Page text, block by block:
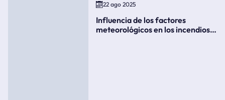
22 ago 2025
Influencia de los factores
meteorológicos en los incendios